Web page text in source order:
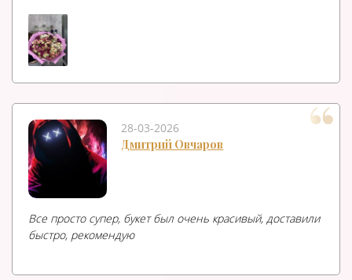
28-03-2026
Дмитрий Овчаров
Все просто супер, букет был очень красивый, доставили
быстро, рекомендую